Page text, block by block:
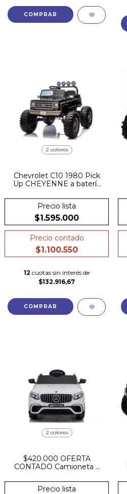
COMPRAR
2 colores
Chevrolet C10 1980 Pick
Up CHEYENNE a batería
goma
Precio lista
$1.595.000
Precio contado
$1.100.550
12 cuotas sin interés de
$132.916,67
COMPRAR
2 colores
$420.000 OFERTA
CONTADO Camioneta a
Glc 63s 12v Base
Precio lista